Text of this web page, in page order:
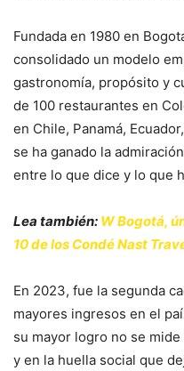
Fundada en 1980 en
consolidado un modelo
gastronomía, propósito y
de 100 restaurantes en
en Chile, Panamá,
se ha ganado la
entre lo que dice y lo que
Lea también: W Bogotá,
10 de los Condé Nast
En 2023, fue la segunda
mayores ingresos en el
su mayor logro no se
y en la huella social que